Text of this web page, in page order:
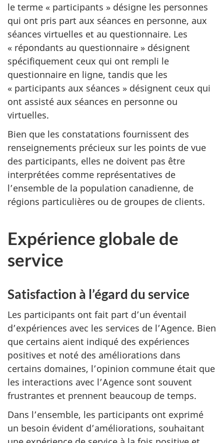
le terme « participants » désigne les personnes
qui ont pris part aux séances en personne, aux
séances virtuelles et au questionnaire. Les
« répondants au questionnaire » désignent
spécifiquement ceux qui ont rempli le
questionnaire en ligne, tandis que les
« participants aux séances » désignent ceux qui
ont assisté aux séances en personne ou
virtuelles.
Bien que les constatations fournissent des
renseignements précieux sur les points de vue
des participants, elles ne doivent pas être
interprétées comme représentatives de
l’ensemble de la population canadienne, de
régions particulières ou de groupes de clients.
Expérience globale de
service
Satisfaction à l’égard du service
Les participants ont fait part d’un éventail
d’expériences avec les services de l’Agence. Bien
que certains aient indiqué des expériences
positives et noté des améliorations dans
certains domaines, l’opinion commune était que
les interactions avec l’Agence sont souvent
frustrantes et prennent beaucoup de temps.
Dans l’ensemble, les participants ont exprimé
un besoin évident d’améliorations, souhaitant